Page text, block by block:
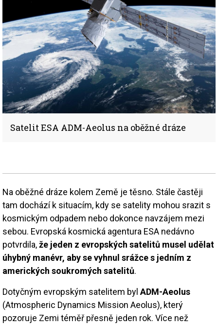
Satelit ESA ADM-Aeolus na oběžné dráze
Na oběžné dráze kolem Země je těsno. Stále častěji
tam dochází k situacím, kdy se satelity mohou srazit s
kosmickým odpadem nebo dokonce navzájem mezi
sebou. Evropská kosmická agentura ESA nedávno
potvrdila,že jeden z evropských satelitů musel udělat
úhybný manévr, aby se vyhnul srážce s jedním z
amerických soukromých satelitů.
Dotyčným evropským satelitem byl ADM-Aeolus
(Atmospheric Dynamics Mission Aeolus), který
pozoruje Zemi téměř přesně jeden rok. Více než